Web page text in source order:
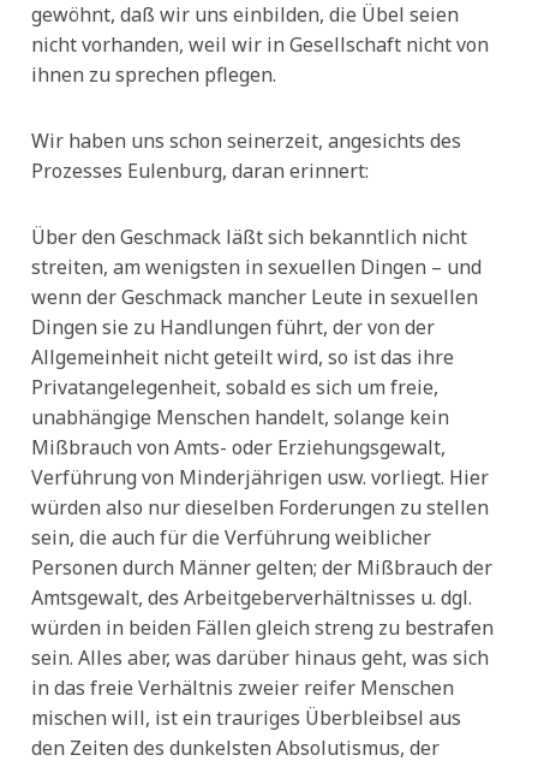
gewöhnt, daß wir uns einbilden, die Übel seien
nicht vorhanden, weil wir in Gesellschaft nicht von
ihnen zu sprechen pflegen.
Wir haben uns schon seinerzeit, angesichts des
Prozesses Eulenburg, daran erinnert:
Über den Geschmack läßt sich bekanntlich nicht
streiten, am wenigsten in sexuellen Dingen – und
wenn der Geschmack mancher Leute in sexuellen
Dingen sie zu Handlungen führt, der von der
Allgemeinheit nicht geteilt wird, so ist das ihre
Privatangelegenheit, sobald es sich um freie,
unabhängige Menschen handelt, solange kein
Mißbrauch von Amts- oder Erziehungsgewalt,
Verführung von Minderjährigen usw. vorliegt. Hier
würden also nur dieselben Forderungen zu stellen
sein, die auch für die Verführung weiblicher
Personen durch Männer gelten; der Mißbrauch der
Amtsgewalt, des Arbeitgeberverhältnisses u. dgl.
würden in beiden Fällen gleich streng zu bestrafen
sein. Alles aber, was darüber hinaus geht, was sich
in das freie Verhältnis zweier reifer Menschen
mischen will, ist ein trauriges Überbleibsel aus
den Zeiten des dunkelsten Absolutismus, der